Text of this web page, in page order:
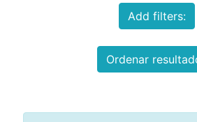
Add filters:
Ordenar